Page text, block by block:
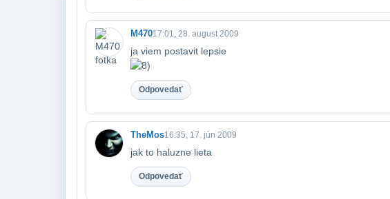
M47017:01, 28. august 2009
ja viem postavit lepsie
Odpovedať
TheMos16:35, 17. jún 2009
jak to haluzne lieta
Odpovedať